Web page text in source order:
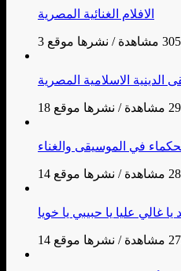
الافلام الغنائية المصرية
مشاهدة /
الدينية الاسلامية المصرية
/
في الموسيقى والغناء
/
يا غالي عليا يا حبيبي يا خويا
/